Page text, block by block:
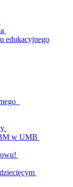
edukacyjnego
w UMB